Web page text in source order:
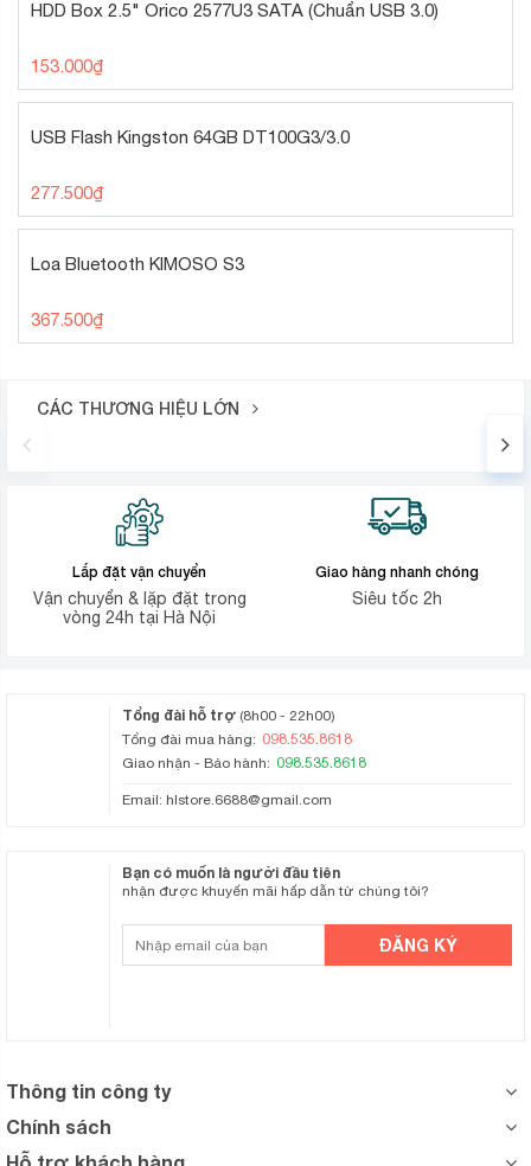
HDD Box 2.5" Orico 2577U3 SATA (Chuẩn USB 3.0)
153.000₫
USB Flash Kingston 64GB DT100G3/3.0
277.500₫
Loa Bluetooth KIMOSO S3
367.500₫
CÁC THƯƠNG HIỆU LỚN
Lắp đặt vận chuyển
Vận chuyển & lặp đặt trong
vòng 24h tại Hà Nội
Giao hàng nhanh chóng
Siêu tốc 2h
Tổng đài hỗ trợ (8h00 - 22h00)
Tổng đài mua hàng: 098.535.8618
Giao nhận - Bảo hành: 098.535.8618
Email: hlstore.6688@gmail.com
Bạn có muốn là người đầu tiên
nhận được khuyến mãi hấp dẫn từ chúng tôi?
Thông tin công ty
Chính sách